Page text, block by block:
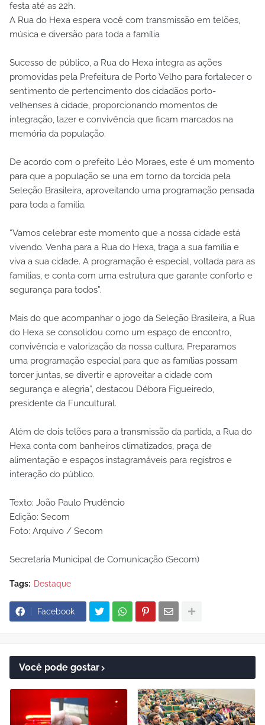
festa até as 22h.
A Rua do Hexa espera você com transmissão em telões,
música e diversão para toda a família
Sucesso de público, a Rua do Hexa integra as ações
promovidas pela Prefeitura de Porto Velho para fortalecer o
sentimento de pertencimento dos cidadãos porto-
velhenses à cidade, proporcionando momentos de
integração, lazer e convivência que ficam marcados na
memória da população.
De acordo com o prefeito Léo Moraes, este é um momento
para que a população se una em torno da torcida pela
Seleção Brasileira, aproveitando uma programação pensada
para toda a família.
“Vamos celebrar este momento que a nossa cidade está
vivendo. Venha para a Rua do Hexa, traga a sua família e
viva a sua cidade. A programação é especial, voltada para as
famílias, e conta com uma estrutura que garante conforto e
segurança para todos”.
Mais do que acompanhar o jogo da Seleção Brasileira, a Rua
do Hexa se consolidou como um espaço de encontro,
convivência e valorização da nossa cultura. Preparamos
uma programação especial para que as famílias possam
torcer juntas, se divertir e aproveitar a cidade com
segurança e alegria”, destacou Débora Figueiredo,
presidente da Funcultural.
Além de dois telões para a transmissão da partida, a Rua do
Hexa conta com banheiros climatizados, praça de
alimentação e espaços instagramáveis para registros e
interação do público.
Texto: João Paulo Prudêncio
Edição: Secom
Foto: Arquivo / Secom
Secretaria Municipal de Comunicação (Secom)
Tags: Destaque
Facebook
Você pode gostar